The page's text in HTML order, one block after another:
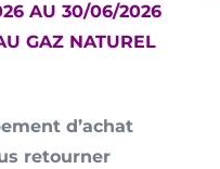
AU 30/06/2026
GAZ NATUREL
d’achat
retourner